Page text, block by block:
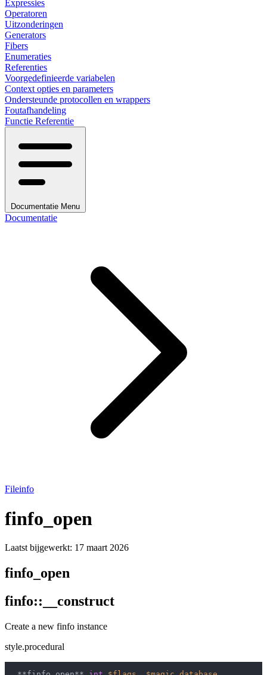
Expressies
Operatoren
Uitzonderingen
Generators
Fibers
Enumeraties
Referenties
Voorgedefinieerde variabelen
Context opties en parameters
Ondersteunde protocollen en wrappers
Foutafhandeling
Functie Referentie
Documentatie Menu
Documentatie
Fileinfo
finfo_open
Laatst bijgewerkt: 17 maart 2026
finfo_open
finfo::__construct
Create a new finfo instance
style.procedural